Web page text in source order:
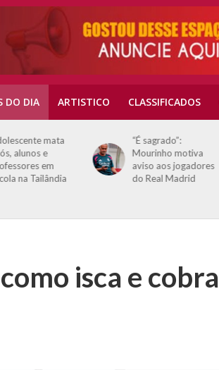
DO DIA ARTISTICO CLASSIFICADOS
mata
alunos e
em
na Tailândia
“É sagrado”:
Mourinho motiva
aviso aos jogadores
do Real Madrid
isca e cobra